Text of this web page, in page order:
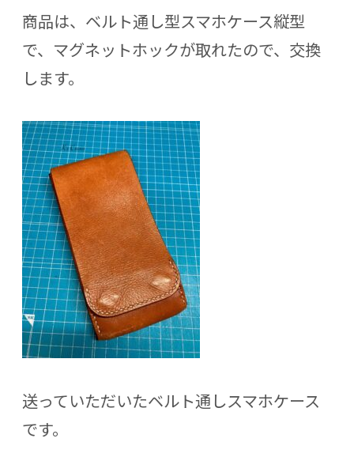
商品は、ベルト通し型スマホケース縦型
で、マグネットホックが取れたので、交換
します。
送っていただいたベルト通しスマホケース
です。